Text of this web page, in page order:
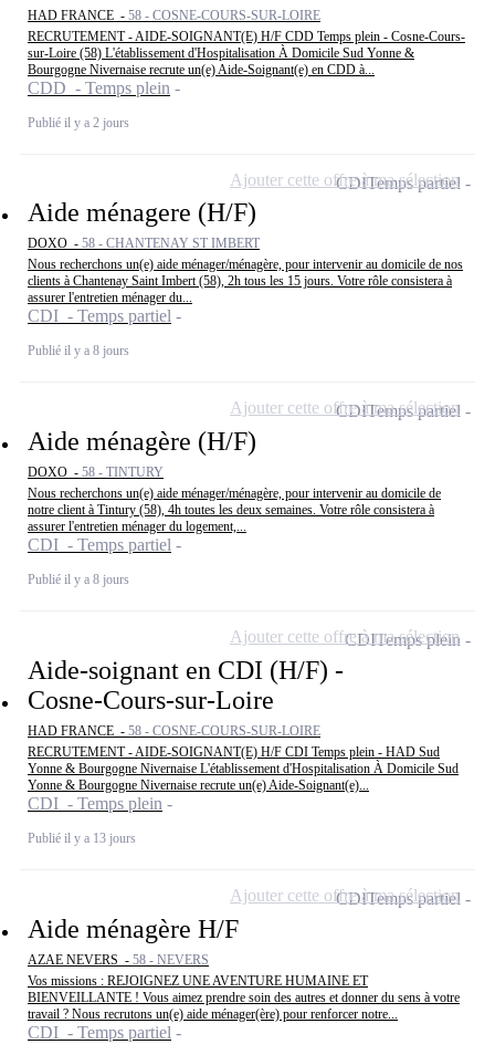
HAD FRANCE - 58 - COSNE-COURS-SUR-LOIRE
RECRUTEMENT - AIDE-SOIGNANT(E) H/F CDD Temps plein - Cosne-Cours-
sur-Loire (58) L'établissement d'Hospitalisation À Domicile Sud Yonne &
Bourgogne Nivernaise recrute un(e) Aide-Soignant(e) en CDD à...
CDD - Temps plein
Publié il y a 2 jours
Aide ménagere (H/F)
DOXO - 58 - CHANTENAY ST IMBERT
Nous recherchons un(e) aide ménager/ménagère, pour intervenir au domicile de nos
clients à Chantenay Saint Imbert (58), 2h tous les 15 jours. Votre rôle consistera à
assurer l'entretien ménager du...
CDI - Temps partiel
Publié il y a 8 jours
CDITemps partiel
Ajouter cette offre à ma sélection
Aide ménagère (H/F)
DOXO - 58 - TINTURY
Nous recherchons un(e) aide ménager/ménagère, pour intervenir au domicile de
notre client à Tintury (58), 4h toutes les deux semaines. Votre rôle consistera à
assurer l'entretien ménager du logement,...
CDI - Temps partiel
Publié il y a 8 jours
CDITemps partiel
Ajouter cette offre à ma sélection
Aide-soignant en CDI (H/F) -
Cosne-Cours-sur-Loire
HAD FRANCE - 58 - COSNE-COURS-SUR-LOIRE
RECRUTEMENT - AIDE-SOIGNANT(E) H/F CDI Temps plein - HAD Sud
Yonne & Bourgogne Nivernaise L'établissement d'Hospitalisation À Domicile Sud
Yonne & Bourgogne Nivernaise recrute un(e) Aide-Soignant(e)...
CDI - Temps plein
Publié il y a 13 jours
CDITemps plein
Ajouter cette offre à ma sélection
Aide ménagère H/F
AZAE NEVERS - 58 - NEVERS
Vos missions : REJOIGNEZ UNE AVENTURE HUMAINE ET
BIENVEILLANTE ! Vous aimez prendre soin des autres et donner du sens à votre
travail ? Nous recrutons un(e) aide ménager(ère) pour renforcer notre...
CDI - Temps partiel
CDITemps partiel
Ajouter cette offre à ma sélection